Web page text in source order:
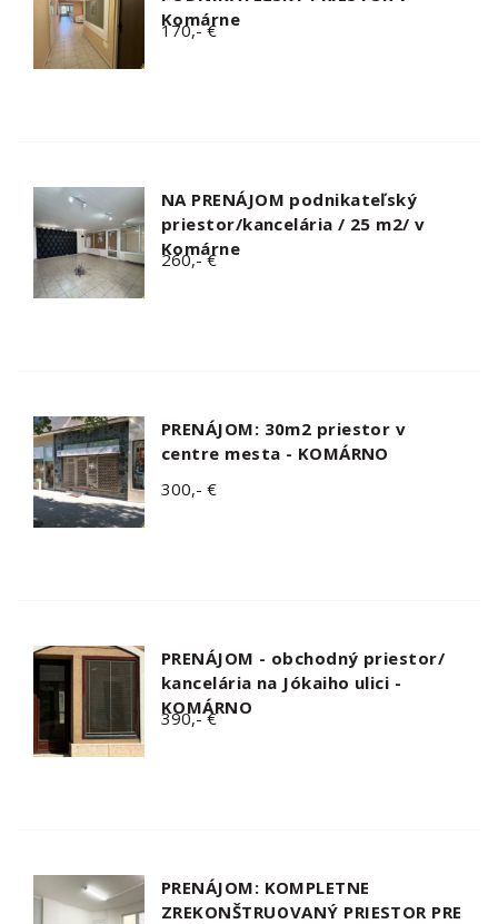
Komárne
170,- €
NA PRENÁJOM podnikateľský
priestor/kancelária / 25 m2/ v
Komárne
260,- €
PRENÁJOM: 30m2 priestor v
centre mesta - KOMÁRNO
300,- €
PRENÁJOM - obchodný priestor/
kancelária na Jókaiho ulici -
KOMÁRNO
390,- €
PRENÁJOM: KOMPLETNE
ZREKONŠTRUOVANÝ PRIESTOR PRE